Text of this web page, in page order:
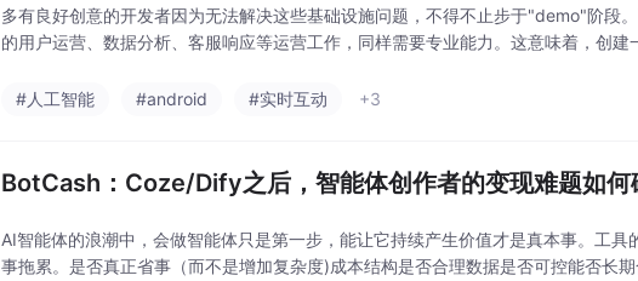
多有良好创意的开发者因为无法解决这些基础设施问题，不得不止步于"demo"阶段
的用户运营、数据分析、客服响应等运营工作，同样需要专业能力。这意味着，创建
#人工智能
#android #实时互动 +3
BotCash：Coze/Dify之后，智能体创作者的变现难题如何
AI智能体的浪潮中，会做智能体只是第一步，能让它持续产生价值才是真本事。工
事拖累。是否真正省事（而不是增加复杂度)成本结构是否合理数据是否可控能否长